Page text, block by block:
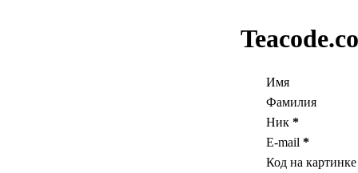
Имя
Фамилия
Ник *
E-mail *
Код на